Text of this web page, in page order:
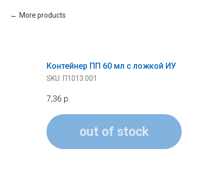
More products
Контейнер ПП 60 мл с ложкой ИУ
SKU: П1013.001
7,36 р.
out of stock